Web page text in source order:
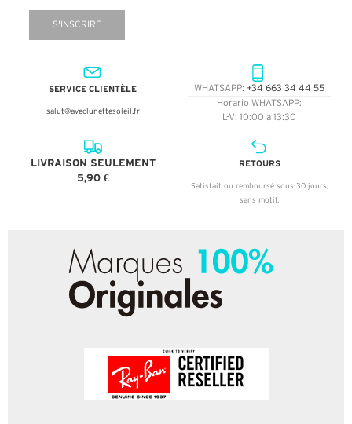
S'INSCRIRE
SERVICE CLIENTÈLE
salut@aveclunettesoleil.fr
WHATSAPP: +34 663 34 44 55
Horario WHATSAPP:
L-V: 10:00 a 13:30
LIVRAISON SEULEMENT
5,90 €
RETOURS
Satisfait ou remboursé sous 30 jours,
sans motif.